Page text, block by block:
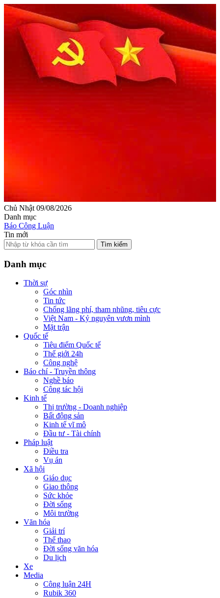
Chủ Nhật 09/08/2026
Danh mục
Báo Công Luận
Tin mới
Tìm kiếm
Danh mục
Thời sự
Góc nhìn
Tin tức
Chống lãng phí, tham nhũng, tiêu cực
Việt Nam - Kỷ nguyên vươn mình
Mặt trận
Quốc tế
Tiêu điểm Quốc tế
Thế giới 24h
Công nghệ
Báo chí - Truyền thông
Nghề báo
Công tác hội
Kinh tế
Thị trường - Doanh nghiệp
Bất động sản
Kinh tế vĩ mô
Đầu tư - Tài chính
Pháp luật
Điều tra
Vụ án
Xã hội
Giáo dục
Giao thông
Sức khỏe
Đời sống
Môi trường
Văn hóa
Giải trí
Thể thao
Đời sống văn hóa
Du lịch
Xe
Media
Công luận 24H
Rubik 360